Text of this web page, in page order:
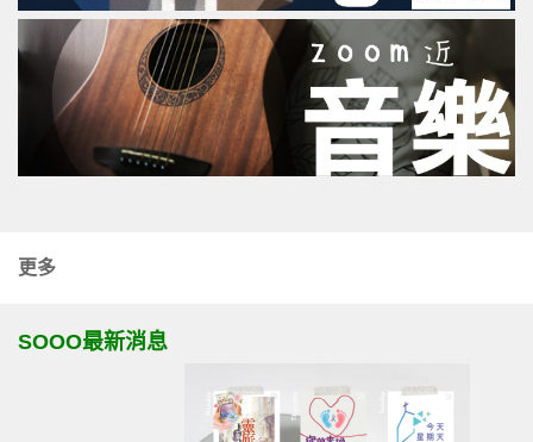
更多
SOOO最新消息